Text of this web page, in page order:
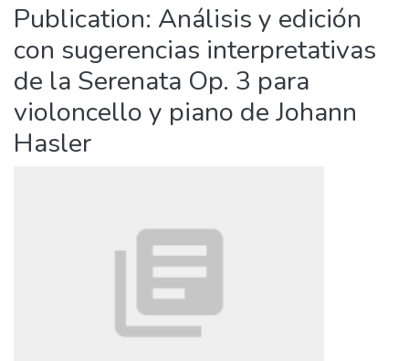
Publication: Análisis y edición
con sugerencias interpretativas
de la Serenata Op. 3 para
violoncello y piano de Johann
Hasler